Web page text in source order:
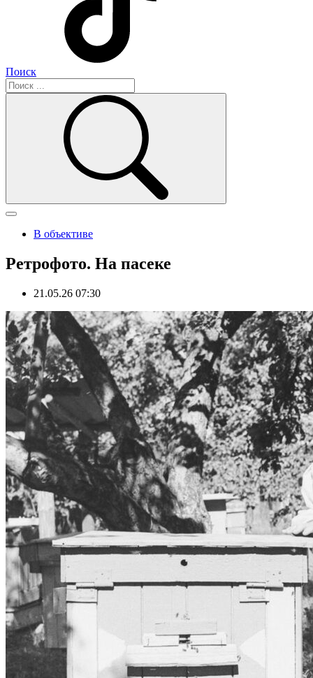
Поиск
В объективе
Ретрофото. На пасеке
21.05.26 07:30